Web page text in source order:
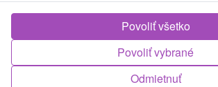
Odmietnuť
Povoliť vybrané
Povoliť všetko